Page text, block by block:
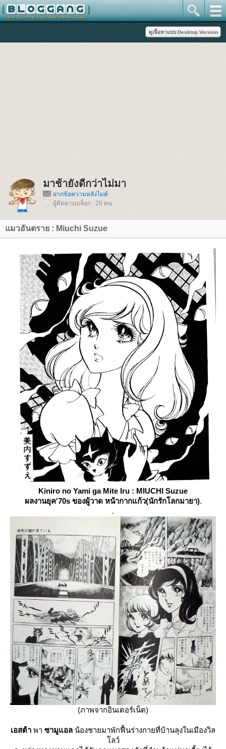
มาช้ายังดีกว่าไม่มา
ฝากข้อความหลังไมค์
ผู้ติดตามบล็อก : 20 คน
มวอันตราย : Miuchi Suzue
Kiniro no Yami ga Mite Iru : MIUCHI Suzue
ผลงานยุค'70s ของผู้วาด หน้ากากแก้ว(นักรักโลกมายา).
.
(ภาพจากอินเตอร์เน็ต)
เอสต้า พา ซามูแอล น้องชายมาพักฟื้นร่างกายที่บ้านลุงในเมืองวิล
ลว์